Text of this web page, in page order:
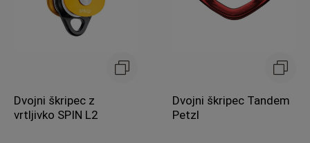
Dvojni škripec z
vrtljivko SPIN L2
Dvojni škripec Tandem
Petzl